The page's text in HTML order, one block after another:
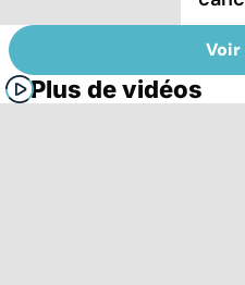
Voir
Plus de vidéos